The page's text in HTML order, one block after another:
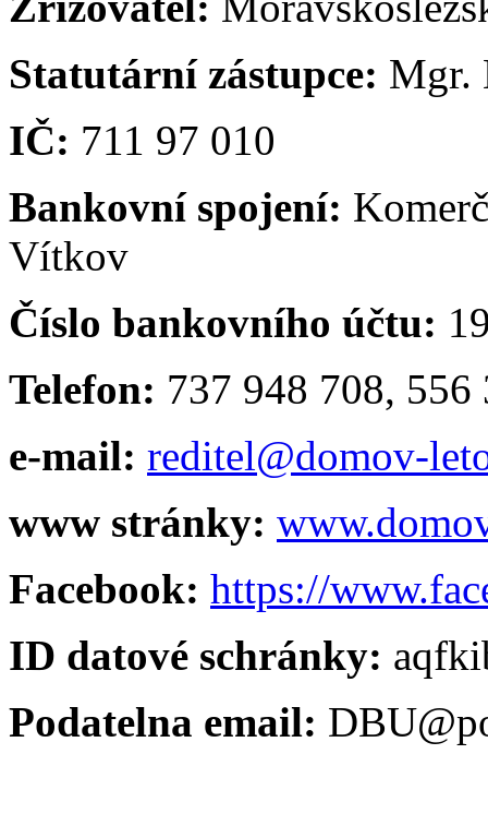
Statutární zástupce: Mgr.
IČ: 711 97 010
Bankovní spojení:
Vítkov
Číslo bankovního účtu:
Telefon: 737 948 708, 556
e-mail: reditel@domov-
www stránky:
Facebook: https://
ID datové schránky:
Podatelna email: